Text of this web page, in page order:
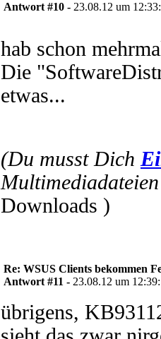
Antwort #10 - 23.08.12 um
hab schon
Die
etwas...
(Du musst Dich
Downloads )
Re: WSUS Clients bekommen
Antwort #11 - 23.08.12 um
übrigens,